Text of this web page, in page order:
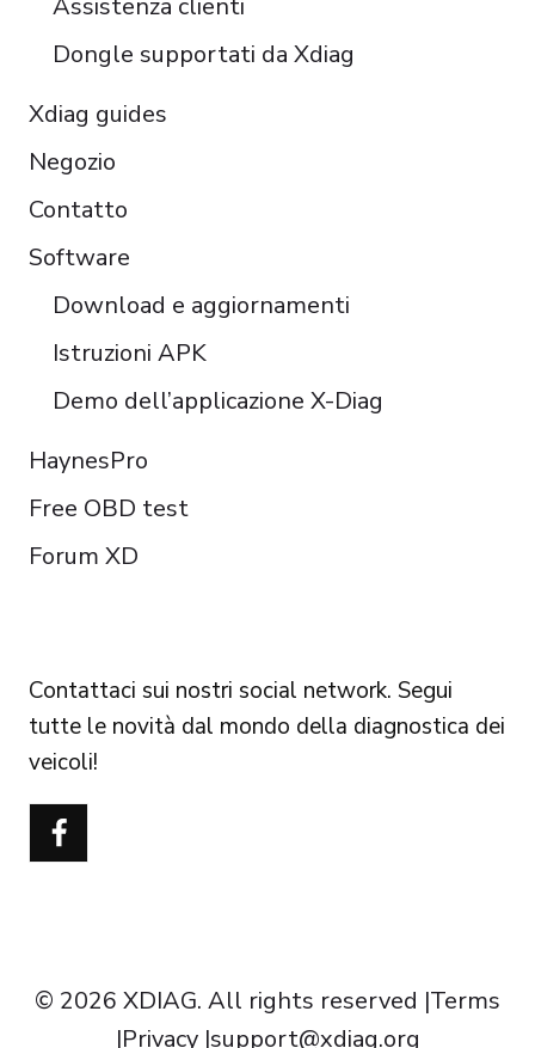
Assistenza clienti
Dongle supportati da Xdiag
Xdiag guides
Negozio
Contatto
Software
Download e aggiornamenti
Istruzioni APK
Demo dell’applicazione X-Diag
HaynesPro
Free OBD test
Forum XD
Contattaci sui nostri social network. Segui
tutte le novità dal mondo della diagnostica dei
veicoli!
© 2026 XDIAG. All rights reserved |Terms
|Privacy|support@xdiag.orgDeutsch
Français